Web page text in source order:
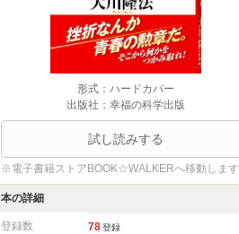
形式：ハードカバー
出版社：幸福の科学出版
試し読みする
※電子書籍ストアBOOK☆WALKERへ移動します
本の詳細
登録数 78 登録